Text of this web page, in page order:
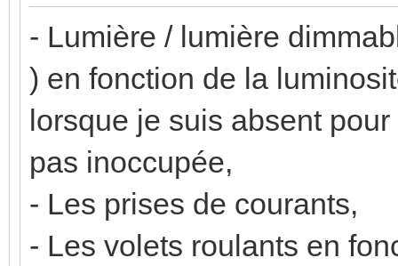
- Lumière / lumière
) en fonction de la
lorsque je suis absent
pas inoccupée,
- Les prises de courants,
- Les volets roulants en